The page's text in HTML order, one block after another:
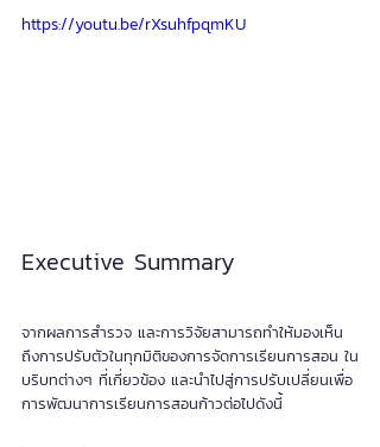
https://youtu.be/rXsuhfpqmKU
Executive Summary
จากผลการสำรวจ และการวิจัยสามารถทำให้มองเห็น
ถึงการปรับตัวในทุกมิติของการจัดการเรียนการสอน ใน
บริบทต่างๆ ที่เกี่ยวข้อง และนำไปสู่การปรับเปลี่ยนเพื่อ
การพัฒนาการเรียนการสอนก้าวต่อไปดังนี้